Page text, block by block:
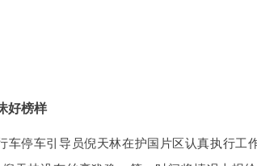
好榜样
车停车引导员倪天林在护国片区认真执行工